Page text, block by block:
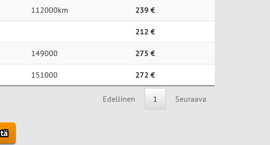
Mittarilukema Keskihinta
112000km 239 €
212 €
149000 275 €
151000 272 €
Edellinen 1 Seuraava